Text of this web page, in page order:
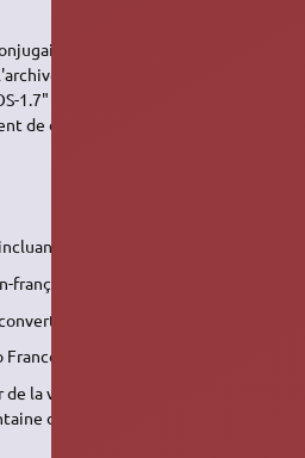
espagnole. Télécharger la
et se rendre dans le
1.7" → puis lancer "verbOS".
de dictionnaires.
:
français :
au format dict)
:
la version 0.1.29b (ubuntu 10.10)
de verbes italiens…